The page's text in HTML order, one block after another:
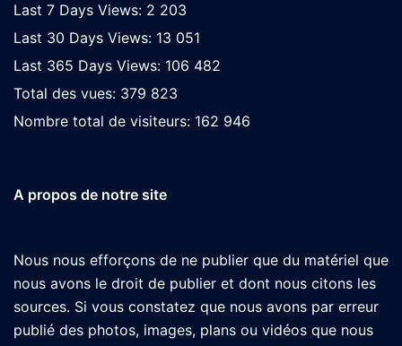
Last 7 Days Views: 2 203
Last 30 Days Views: 13 051
Last 365 Days Views: 106 482
Total des vues: 379 823
Nombre total de visiteurs: 162 946
A propos de notre site
Nous nous efforçons de ne publier que du matériel que
nous avons le droit de publier et dont nous citons les
sources. Si vous constatez que nous avons par erreur
publié des photos, images, plans ou vidéos que nous